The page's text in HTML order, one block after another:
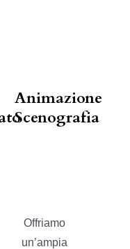
Animazione
Scenografia
Offriamo
un’ampia